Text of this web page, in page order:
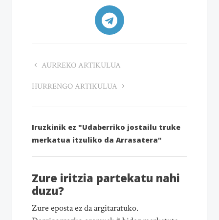
AURREKO ARTIKULUA
HURRENGO ARTIKULUA
Iruzkinik ez "Udaberriko jostailu truke
merkatua itzuliko da Arrasatera"
Zure iritzia partekatu nahi
duzu?
Zure eposta ez da argitaratuko.